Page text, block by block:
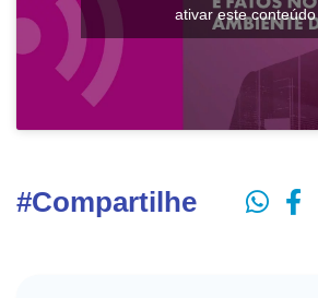
ativar este conteúdo
#Compartilhe